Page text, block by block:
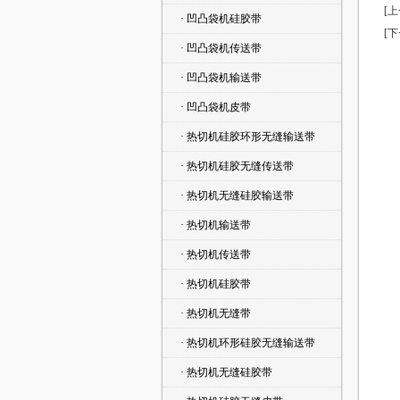
· 凹凸袋机硅胶带
· 凹凸袋机传送带
· 凹凸袋机输送带
· 凹凸袋机皮带
· 热切机硅胶环形无缝输送带
· 热切机硅胶无缝传送带
· 热切机无缝硅胶输送带
· 热切机输送带
· 热切机传送带
· 热切机硅胶带
· 热切机无缝带
· 热切机环形硅胶无缝输送带
· 热切机无缝硅胶带
[
[